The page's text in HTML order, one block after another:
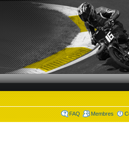
FAQ Membres